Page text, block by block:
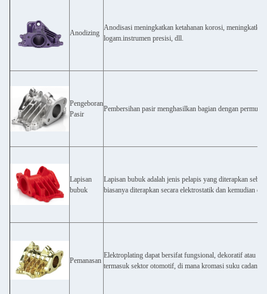
Anodizing
Anodisasi meningkatkan ketahanan korosi,
logam.instrumen presisi, dll.
Pengeboran
Pasir
Pembersihan pasir menghasilkan bagian dengan
Lapisan
bubuk
Lapisan bubuk adalah jenis pelapis yang diterapkan
biasanya diterapkan secara elektrostatik dan kemudian
Pemanasan
Elektroplating dapat bersifat fungsional, dekoratif atau
termasuk sektor otomotif, di mana kromasi suku cadang